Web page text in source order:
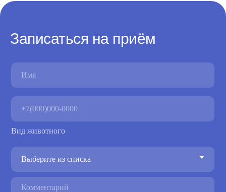
Записаться на приём
Вид животного